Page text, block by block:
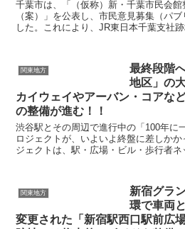
千葉市は、「（仮称）新・千葉市民会
（案）」を公表し、市民意見募集（パ
した。これにより、JR東日本千葉支社
関東地方
最終段階
地区」の
カイウェイやアーバン・コアな
の整備が進む！！
渋谷駅とその周辺で進行中の「100年に
ロジェクトが、いよいよ終盤に差しか
ジェクトは、駅・広場・ビル・歩行者ネ
関東地方
新宿グラ
環で車両
変更された「新宿駅西口駅前広